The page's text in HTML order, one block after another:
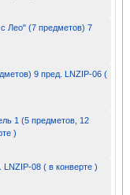
Лео" (7 предметов) 7
9 пред. LNZIP-06 (
1 (5 предметов, 12
)
08 ( в конверте )